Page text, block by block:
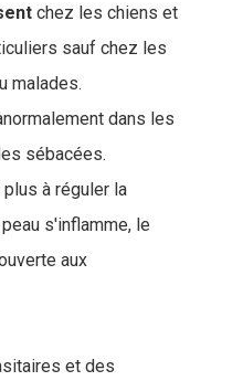
chez les chiens et
sauf chez les
malades.
dans les
sébacées.
à réguler la
s'inflamme, le
aux
et des